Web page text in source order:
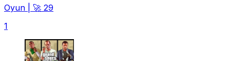
Oyun
🚀 29
1